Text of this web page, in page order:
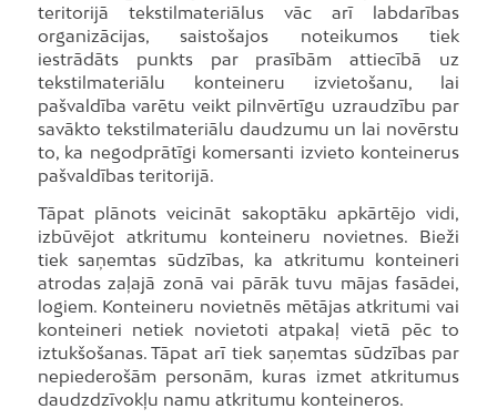
teritorijā tekstilmateriālus vāc arī labdarības
organizācijas, saistošajos noteikumos tiek
iestrādāts punkts par prasībām attiecībā uz
tekstilmateriālu konteineru izvietošanu, lai
pašvaldība varētu veikt pilnvērtīgu uzraudzību par
savākto tekstilmateriālu daudzumu un lai novērstu
to, ka negodprātīgi komersanti izvieto konteinerus
pašvaldības teritorijā.
Tāpat plānots veicināt sakoptāku apkārtējo vidi,
izbūvējot atkritumu konteineru novietnes. Bieži
tiek saņemtas sūdzības, ka atkritumu konteineri
atrodas zaļajā zonā vai pārāk tuvu mājas fasādei,
logiem. Konteineru novietnēs mētājas atkritumi vai
konteineri netiek novietoti atpakaļ vietā pēc to
iztukšošanas. Tāpat arī tiek saņemtas sūdzības par
nepiederošām personām, kuras izmet atkritumus
daudzdzīvokļu namu atkritumu konteineros.